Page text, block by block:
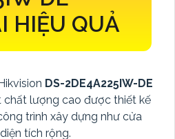
HIỆU QUẢ
DS-2DE4A225IW-DE
lượng cao được thiết kế
trình xây dựng như cửa
tích rộng.